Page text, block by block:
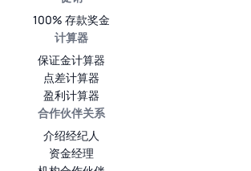
100% 存款奖金
计算器
保证金计算器
点差计算器
盈利计算器
合作伙伴关系
介绍经纪人
资金经理